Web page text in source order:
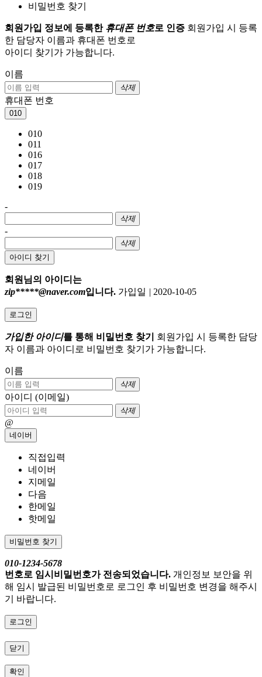
비밀번호 찾기
회원가입 정보에 등록한 휴대폰 번호로 인증 회원가입 시 등록
한 담당자 이름과 휴대폰 번호로
아이디 찾기가 가능합니다.
이름
삭제
휴대폰 번호
010
010
011
016
017
018
019
-
삭제
-
삭제
아이디 찾기
회원님의 아이디는
zip*****@naver.com입니다. 가입일 | 2020-10-05
로그인
가입한 아이디를 통해 비밀번호 찾기
회원가입 시 등록한 담당
자 이름과 아이디로 비밀번호 찾기가 가능합니다.
이름
삭제
아이디 (이메일)
삭제
@
네이버
직접입력
네이버
지메일
다음
한메일
핫메일
비밀번호 찾기
010-1234-5678
번호로 임시비밀번호가 전송되었습니다. 개인정보 보안을 위
해 임시 발급된 비밀번호로 로그인 후 비밀번호 변경을 해주시
기 바랍니다.
로그인
닫기
확인